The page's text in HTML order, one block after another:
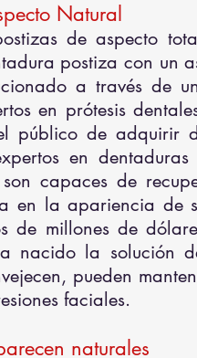
Natural
de aspecto
postiza con un
a través de
en prótesis
público de adquirir
en
capaces de
en la apariencia de
de millones de
nacido la solución
pueden
faciales.
naturales